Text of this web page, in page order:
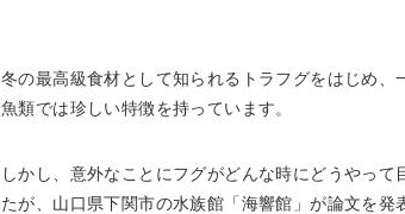
冬の最高級食材として知られるトラフグをはじめ
魚類では珍しい特徴を持っています。
しかし、意外なことにフグがどんな時にどうやっ
たが、山口県下関市の水族館「海響館」が論文を発